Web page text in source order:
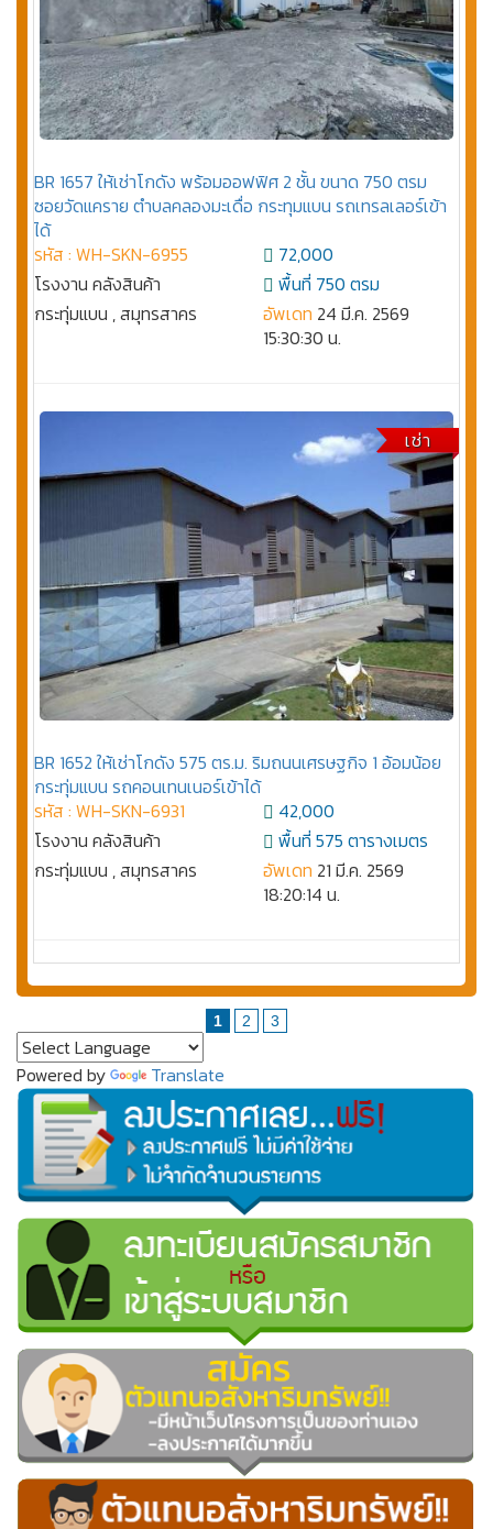
BR 1657 ให้เช่าโกดัง พร้อมออฟฟิศ 2 ชั้น ขนาด 750 ตรม
ซอยวัดแคราย ตำบลคลองมะเดื่อ กระทุมแบน รถเทรลเลอร์เข้า
ได้
รหัส : WH-SKN-6955
โรงงาน คลังสินค้า
กระทุ่มแบน , สมุทรสาคร
72,000
พื้นที่ 750 ตรม
อัพเดท 24 มี.ค. 2569
15:30:30 น.
เช่า
BR 1652 ให้เช่าโกดัง 575 ตร.ม. ริมถนนเศรษฐกิจ 1 อ้อมน้อย
กระทุ่มแบน รถคอนเทนเนอร์เข้าได้
รหัส : WH-SKN-6931
โรงงาน คลังสินค้า
กระทุ่มแบน , สมุทรสาคร
42,000
พื้นที่ 575 ตารางเมตร
อัพเดท 21 มี.ค. 2569
18:20:14 น.
1 2 3
Powered by Translate